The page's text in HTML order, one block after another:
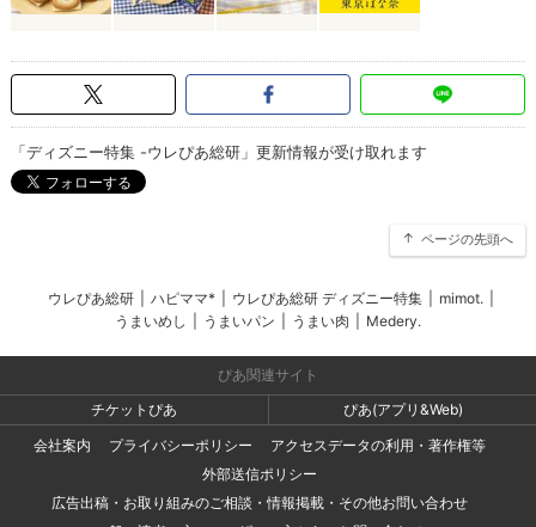
「ディズニー特集 -ウレぴあ総研」更新情報が受け取れます
ページの先頭へ
ウレぴあ総研 ハピママ* ウレぴあ総研 ディズニー特集 mimot.
うまいめし
うまいパン うまい肉 Medery.
ぴあ関連サイト
チケットぴあ
ぴあ(アプリ&Web)
会社案内
プライバシーポリシー
アクセスデータの利用・著作権等
外部送信ポリシー
広告出稿・お取り組みのご相談・情報掲載・その他お問い合わせ